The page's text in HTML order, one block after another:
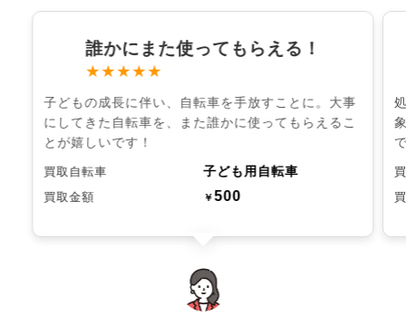
誰かにまた使ってもらえる！
★★★★★
子どもの成長に伴い、自転車を手放すことに。大事
にしてきた自転車を、また誰かに使ってもらえるこ
とが嬉しいです！
買取自転車 子ども用自転車
買取金額 ￥500
chevron_left chevron_right